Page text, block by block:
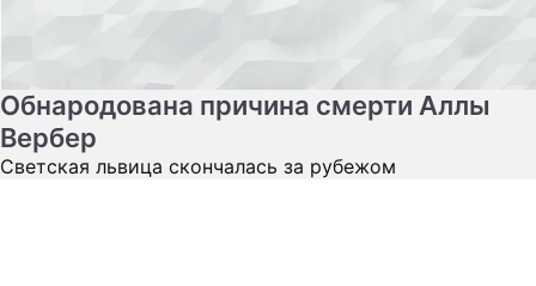
Обнародована причина смерти Аллы
Вербер
Светская львица скончалась за рубежом